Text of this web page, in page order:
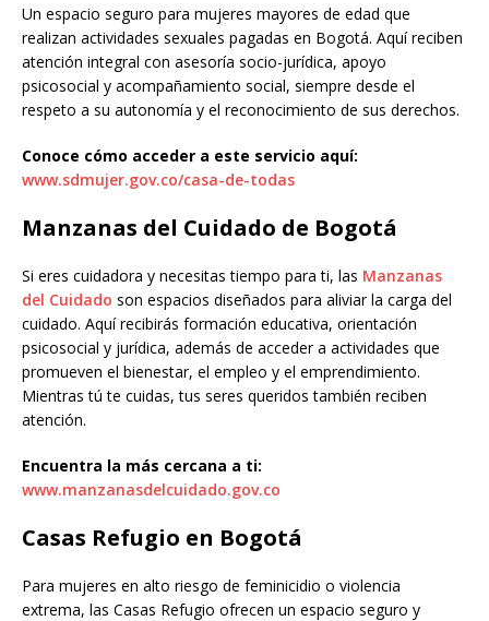
Un espacio seguro para mujeres mayores de edad que
realizan actividades sexuales pagadas en Bogotá. Aquí reciben
atención integral con asesoría socio-jurídica, apoyo
psicosocial y acompañamiento social, siempre desde el
respeto a su autonomía y el reconocimiento de sus derechos.
Conoce cómo acceder a este servicio aquí:
www.sdmujer.gov.co/casa-de-todas
Manzanas del Cuidado de Bogotá
Si eres cuidadora y necesitas tiempo para ti, las Manzanas
del Cuidado son espacios diseñados para aliviar la carga del
cuidado. Aquí recibirás formación educativa, orientación
psicosocial y jurídica, además de acceder a actividades que
promueven el bienestar, el empleo y el emprendimiento.
Mientras tú te cuidas, tus seres queridos también reciben
atención.
Encuentra la más cercana a ti:
www.manzanasdelcuidado.gov.co
Casas Refugio en Bogotá
Para mujeres en alto riesgo de feminicidio o violencia
extrema, las Casas Refugio ofrecen un espacio seguro y